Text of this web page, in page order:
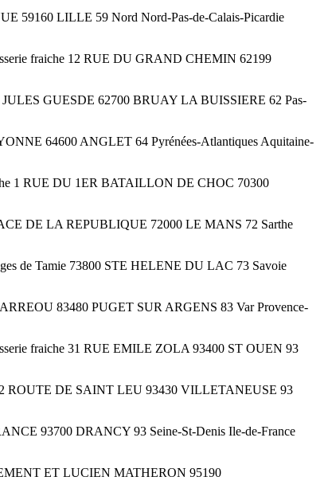
59160 LILLE 59 Nord Nord-Pas-de-Calais-Picardie
fraiche 12 RUE DU GRAND CHEMIN 62199
JULES GUESDE 62700 BRUAY LA BUISSIERE 62 Pas-
64600 ANGLET 64 Pyrénées-Atlantiques Aquitaine-
1 RUE DU 1ER BATAILLON DE CHOC 70300
DE LA REPUBLIQUE 72000 LE MANS 72 Sarthe
de Tamie 73800 STE HELENE DU LAC 73 Savoie
83480 PUGET SUR ARGENS 83 Var Provence-
fraiche 31 RUE EMILE ZOLA 93400 ST OUEN 93
52 ROUTE DE SAINT LEU 93430 VILLETANEUSE 93
93700 DRANCY 93 Seine-St-Denis Ile-de-France
ET LUCIEN MATHERON 95190